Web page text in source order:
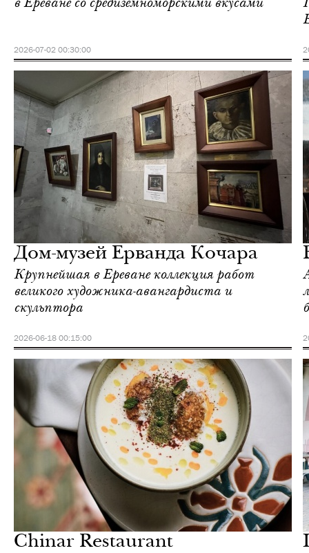
2026-07-02 00:30:00
Дом-музей Ерванда Кочара
Крупнейшая в Ереване коллекция работ
великого художника-авангардиста и
скульптора
2026-06-18 00:15:00
Guide
Chinar Restaurant
Guide